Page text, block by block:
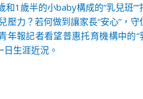
和1歲半的小baby構成的“乳兒班”“
壓力？若何做到讓家長“安心”，守
年報記者看望普惠托育機構中的“
日生涯近況。